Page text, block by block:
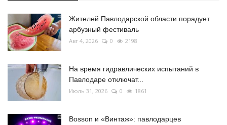
Жителей Павлодарской области порадует
арбузный фестиваль
Авг 4, 2026 0 2198
На время гидравлических испытаний в
Павлодаре отключат...
Июль 31, 2026 0 1861
Bosson и «Винтаж»: павлодарцев